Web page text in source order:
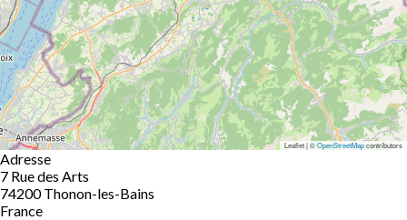
Leaflet | ©OpenStreetMapcontributors
Adresse
7 Rue des Arts
74200 Thonon-les-Bains
France